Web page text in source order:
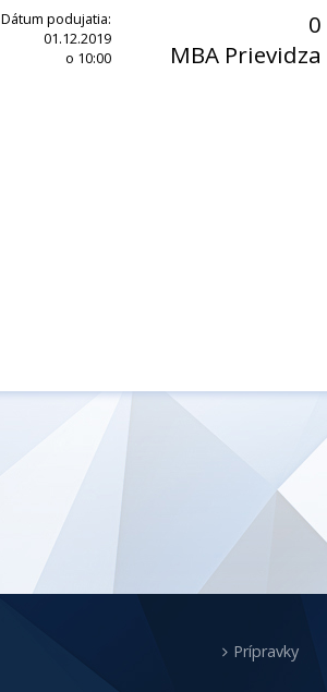
Dátum podujatia:
01.12.2019
o 10:00
0
MBA Prievidza
Prípravky